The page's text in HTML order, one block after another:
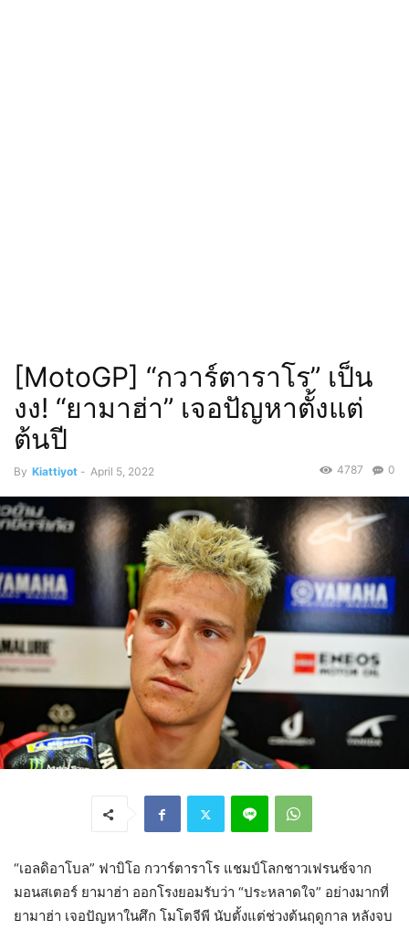
[MotoGP] “กวาร์ตาราโร” เป็น
งง! “ยามาฮ่า” เจอปัญหาตั้งแต่
ต้นปี
By Kiattiyot - April 5, 2022 0
4787
“เอลดิอาโบล” ฟาบิโอ กวาร์ตาราโร แชมป์โลกชาวเฟรนช์จาก
มอนสเตอร์ ยามาฮ่า ออกโรงยอมรับว่า “ประหลาดใจ” อย่างมากที่
ยามาฮ่า เจอปัญหาในศึก โมโตจีพี นับตั้งแต่ช่วงต้นฤดูกาล หลังจบ